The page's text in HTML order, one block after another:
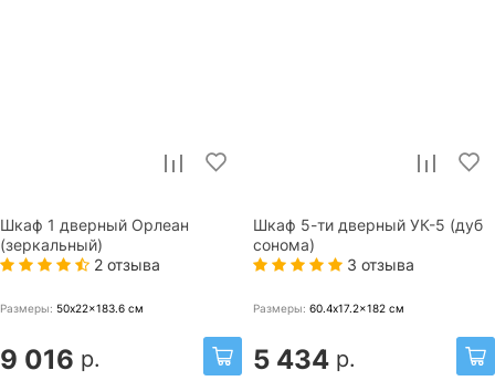
Шкаф 1 дверный Орлеан
(зеркальный)
2 отзыва
Размеры: 50x22x183.6 см
9 016 р.
Шкаф 5-ти дверный УК-5 (дуб
сонома)
3 отзыва
Размеры: 60.4x17.2x182 см
5 434 р.